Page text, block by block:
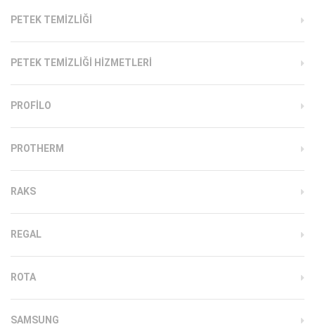
PETEK TEMIZLIĞI
PETEK TEMIZLIĞI HIZMETLERI
PROFILO
PROTHERM
RAKS
REGAL
ROTA
SAMSUNG